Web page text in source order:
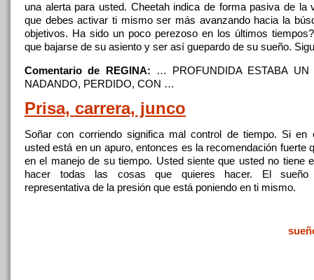
una alerta para usted. Cheetah indica de forma pasiva de la
que debes activar ti mismo ser más avanzando hacia la
objetivos. Ha sido un poco perezoso en los últimos
que bajarse de su asiento y ser así guepardo de su sueño.
Comentario de REGINA: … PROFUNDIDA ESTABA UN
NADANDO, PERDIDO, CON …
Prisa, carrera, junco
Soñar con corriendosignifica mal control de tiempo. Sien
usted está en un apuro, entonces es la recomendación fuerte
en el manejo de su tiempo. Usted siente que usted no tiene
hacer todas las cosas que quieres hacer. El sueño
representativa de la presión que está poniendo en ti mismo.